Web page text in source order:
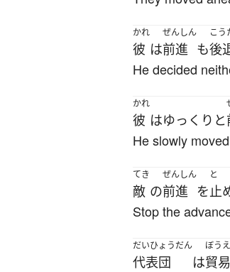
かれ
彼 は
ぜんしん
前進 も
こう
後
He decided
かれ
彼 はゆっくりと
He slowly
てき
敵 の
ぜんしん
前進 を
と
止
Stop the
だいひょうだん
代表団 は
ぼう
貿易